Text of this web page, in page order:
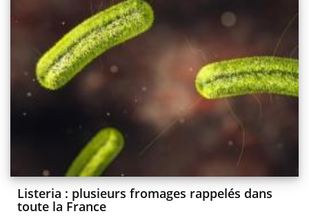
Listeria : plusieurs fromages rappelés dans
toute la France